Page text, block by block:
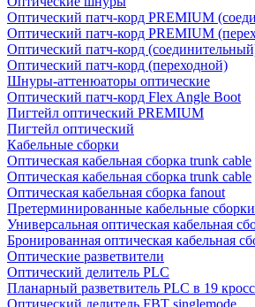
Оптический патч-корд PREMIUM
Оптический патч-корд PREMIUM
Оптический патч-корд
Оптический патч-корд (переходной)
Шнуры-аттенюаторы оптические
Оптический патч-корд Flex Angle Boot
Пигтейл оптический PREMIUM
Пигтейл оптический
Кабельные сборки
Оптическая кабельная сборка trunk cable
Оптическая кабельная сборка trunk cable
Оптическая кабельная сборка fanout
Претерминированные кабельные сборки
Универсальная оптическая кабельная
Бронированная оптическая кабельная
Оптические разветвители
Оптический делитель PLC
Планарный разветвитель PLC в 19
Оптический делитель FBT singlemode